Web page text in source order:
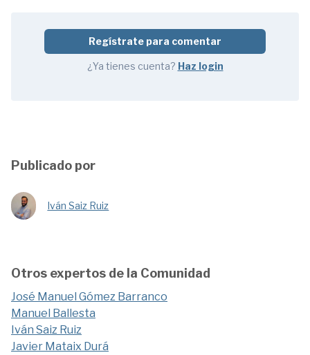
Regístrate para comentar
¿Ya tienes cuenta? Haz login
Publicado por
Iván Saiz Ruiz
Otros expertos de la Comunidad
José Manuel Gómez Barranco
Manuel Ballesta
Iván Saiz Ruiz
Javier Mataix Durá